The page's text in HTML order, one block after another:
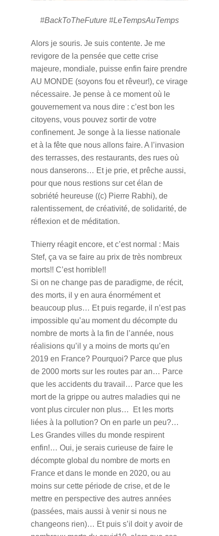
#BackToTheFuture #LeTempsAuTemps
Alors je souris. Je suis contente. Je me
revigore de la pensée que cette crise
majeure, mondiale, puisse enfin faire prendre
AU MONDE (soyons fou et rêveur!), ce virage
nécessaire. Je pense à ce moment où le
gouvernement va nous dire : c’est bon les
citoyens, vous pouvez sortir de votre
confinement. Je songe à la liesse nationale
et à la fête que nous allons faire. A l’invasion
des terrasses, des restaurants, des rues où
nous danserons… Et je prie, et prêche aussi,
pour que nous restions sur cet élan de
sobriété heureuse ((c) Pierre Rabhi), de
ralentissement, de créativité, de solidarité, de
réflexion et de méditation.
Thierry réagit encore, et c’est normal : Mais
Stef, ça va se faire au prix de très nombreux
morts!! C’est horrible!!
Si on ne change pas de paradigme, de récit,
des morts, il y en aura énormément et
beaucoup plus… Et puis regarde, il n’est pas
impossible qu’au moment du décompte du
nombre de morts à la fin de l’année, nous
réalisions qu’il y a moins de morts qu’en
2019 en France? Pourquoi? Parce que plus
de 2000 morts sur les routes par an… Parce
que les accidents du travail… Parce que les
mort de la grippe ou autres maladies qui ne
vont plus circuler non plus… Et les morts
liées à la pollution? On en parle un peu?…
Les Grandes villes du monde respirent
enfin!… Oui, je serais curieuse de faire le
décompte global du nombre de morts en
France et dans le monde en 2020, ou au
moins sur cette période de crise, et de le
mettre en perspective des autres années
(passées, mais aussi à venir si nous ne
changeons rien)… Et puis s’il doit y avoir de